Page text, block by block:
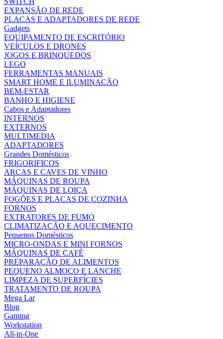
EXPANSÃO DE REDE
PLACAS E ADAPTADORES DE REDE
Gadgets
EQUIPAMENTO DE ESCRITÓRIO
VEÍCULOS E DRONES
JOGOS E BRINQUEDOS
LEGO
FERRAMENTAS MANUAIS
SMART HOME E ILUMINAÇÃO
BEM-ESTAR
BANHO E HIGIENE
Cabos e Adaptadores
INTERNOS
EXTERNOS
MULTIMEDIA
ADAPTADORES
Grandes Domésticos
FRIGORIFICOS
ARCAS E CAVES DE VINHO
MÁQUINAS DE ROUPA
MÁQUINAS DE LOIÇA
FOGÕES E PLACAS DE COZINHA
FORNOS
EXTRATORES DE FUMO
CLIMATIZAÇÃO E AQUECIMENTO
Pequenos Domésticos
MICRO-ONDAS E MINI FORNOS
MÁQUINAS DE CAFÉ
PREPARAÇÃO DE ALIMENTOS
PEQUENO ALMOÇO E LANCHE
LIMPEZA DE SUPERFÍCIES
TRATAMENTO DE ROUPA
Mega Lar
Blog
Gaming
Workstation
All-in-One